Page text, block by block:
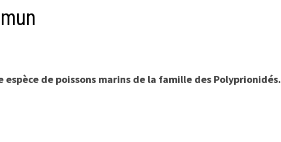
espèce de poissons marins de la famille des Polyprionidés.